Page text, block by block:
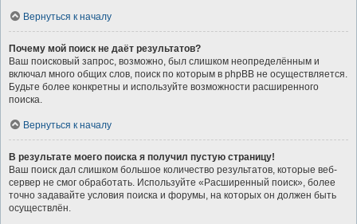
Вернуться к началу
Почему мой поиск не даёт результатов?
Ваш поисковый запрос, возможно, был слишком неопределённым и
включал много общих слов, поиск по которым в phpBB не осуществляется.
Будьте более конкретны и используйте возможности расширенного
поиска.
Вернуться к началу
В результате моего поиска я получил пустую страницу!
Ваш поиск дал слишком большое количество результатов, которые веб-
сервер не смог обработать. Используйте «Расширенный поиск», более
точно задавайте условия поиска и форумы, на которых он должен быть
осуществлён.